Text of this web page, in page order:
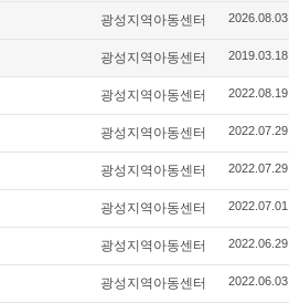
광성지역아동센터 2026.08.03
광성지역아동센터 2019.03.18
광성지역아동센터 2022.08.19
광성지역아동센터 2022.07.29
광성지역아동센터 2022.07.29
광성지역아동센터 2022.07.01
광성지역아동센터 2022.06.29
광성지역아동센터 2022.06.03